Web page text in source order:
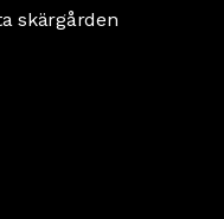
skärgården